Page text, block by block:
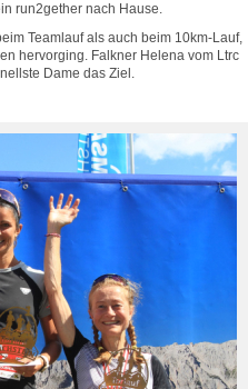
run2gether nach Hause.
Teamlauf als auch beim 10km-Lauf,
hervorging. Falkner Helena vom Ltrc
Dame das Ziel.